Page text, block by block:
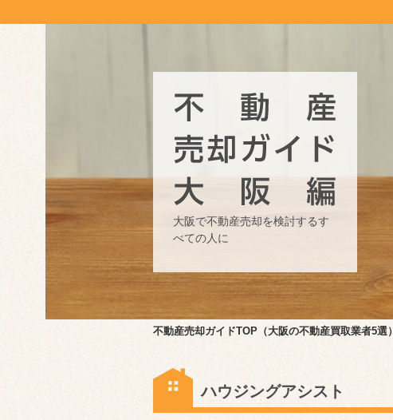
大阪で不動産売却を検討するす
べての人に
不動産売却ガイドTOP（大阪の不動産買取業者5選）
ハウジングアシスト